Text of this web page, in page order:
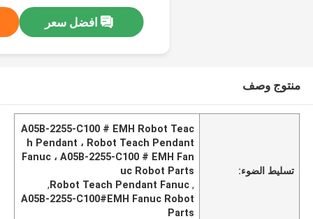
افضل سعر
منتوج وصف
تسليط الضوء:
A05B-2255-C100 # EMH Robot Teac
h Pendant ، Robot Teach Pendant
Fanuc ، A05B-2255-C100 # EMH Fan
uc Robot Parts
,
Robot Teach Pendant Fanuc
,
A05B-2255-C100#EMH Fanuc Robot
Parts